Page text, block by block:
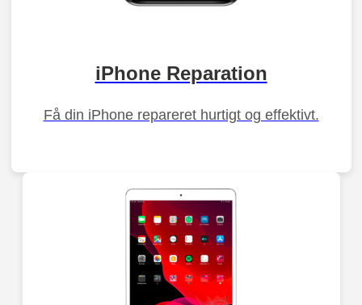
iPhone Reparation
Få din iPhone repareret hurtigt og effektivt.